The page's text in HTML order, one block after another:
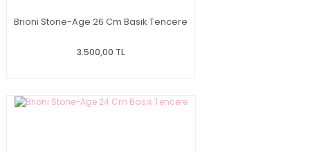
Brioni Stone-Age 26 Cm Basık Tencere
3.500,00 TL